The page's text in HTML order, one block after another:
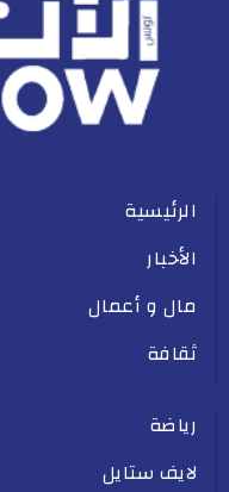
الرئيسية
الأخبار
مال و أعمال
ثقافة
رياضة
لايف ستايل